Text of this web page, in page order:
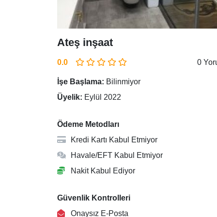
Ateş inşaat
0.0 0
İşe Başlama: Bilinmiyor
Üyelik: Eylül 2022
Ödeme Metodları
Kredi Kartı Kabul Etmiyor
Havale/EFT Kabul Etmiyor
Nakit Kabul Ediyor
Güvenlik Kontrolleri
Onaysız E-Posta